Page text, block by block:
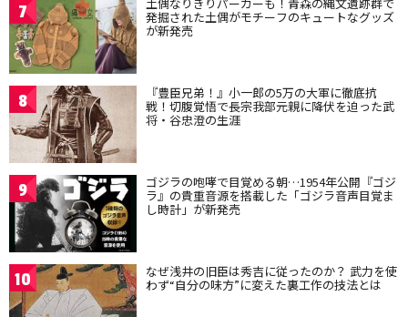
7 発掘された土偶がモチーフのキュートなグッズ
が新発売
8 『豊臣兄弟！』小一郎の5万の大軍に徹底抗
戦！切腹覚悟で長宗我部元親に降伏を迫った武
将・谷忠澄の生涯
9 ゴジラの咆哮で目覚める朝…1954年公開『ゴジ
ラ』の貴重音源を搭載した「ゴジラ音声目覚ま
し時計」が新発売
10 なぜ浅井の旧臣は秀吉に従ったのか？ 武力を使
わず“自分の味方”に変えた裏工作の技法とは